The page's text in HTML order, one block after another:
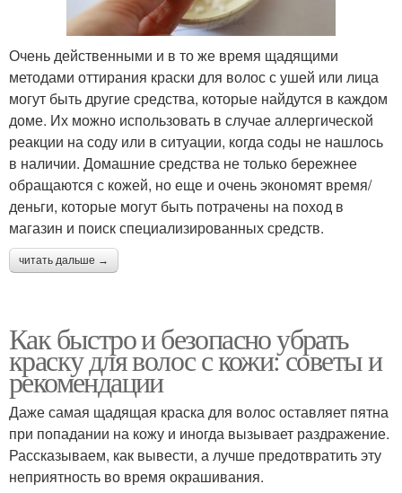
Очень действенными и в то же время щадящими
методами оттирания краски для волос с ушей или лица
могут быть другие средства, которые найдутся в каждом
доме. Их можно использовать в случае аллергической
реакции на соду или в ситуации, когда соды не нашлось
в наличии. Домашние средства не только бережнее
обращаются с кожей, но еще и очень экономят время/
деньги, которые могут быть потрачены на поход в
магазин и поиск специализированных средств.
читать дальше →
Как быстро и безопасно убрать
краску для волос с кожи: советы и
рекомендации
Даже самая щадящая краска для волос оставляет пятна
при попадании на кожу и иногда вызывает раздражение.
Рассказываем, как вывести, а лучше предотвратить эту
неприятность во время окрашивания.